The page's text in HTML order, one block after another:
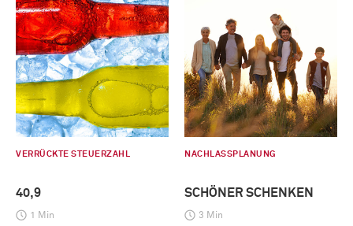
VERRÜCKTE STEUERZAHL
40,9
1 Min
NACHLASSPLANUNG
SCHÖNER SCHENKEN
3 Min